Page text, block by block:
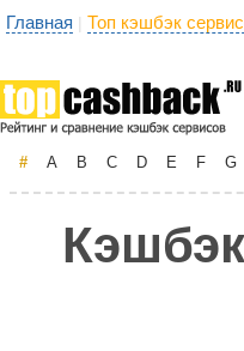
Главная | Топ кэшбэк
# A B C D E F G